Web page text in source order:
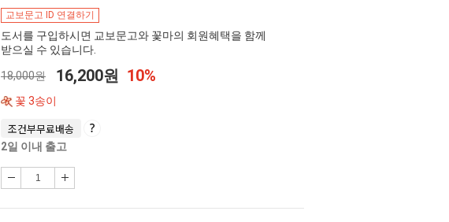
교보문고 ID 연결하기
도서를 구입하시면 교보문고와 꽃마의 회원혜택을 함께
받으실 수 있습니다.
18,000원 16,200원 10%
꽃 3송이
조건부무료배송
2일 이내 출고